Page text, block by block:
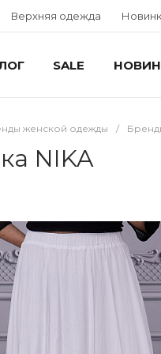
Верхняя одежда
SALE
женской одежды /
NIKA